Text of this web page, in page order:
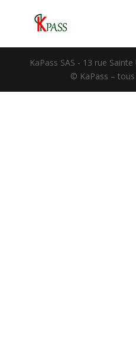
KaPass SAS - 13 rue
© KaPass –